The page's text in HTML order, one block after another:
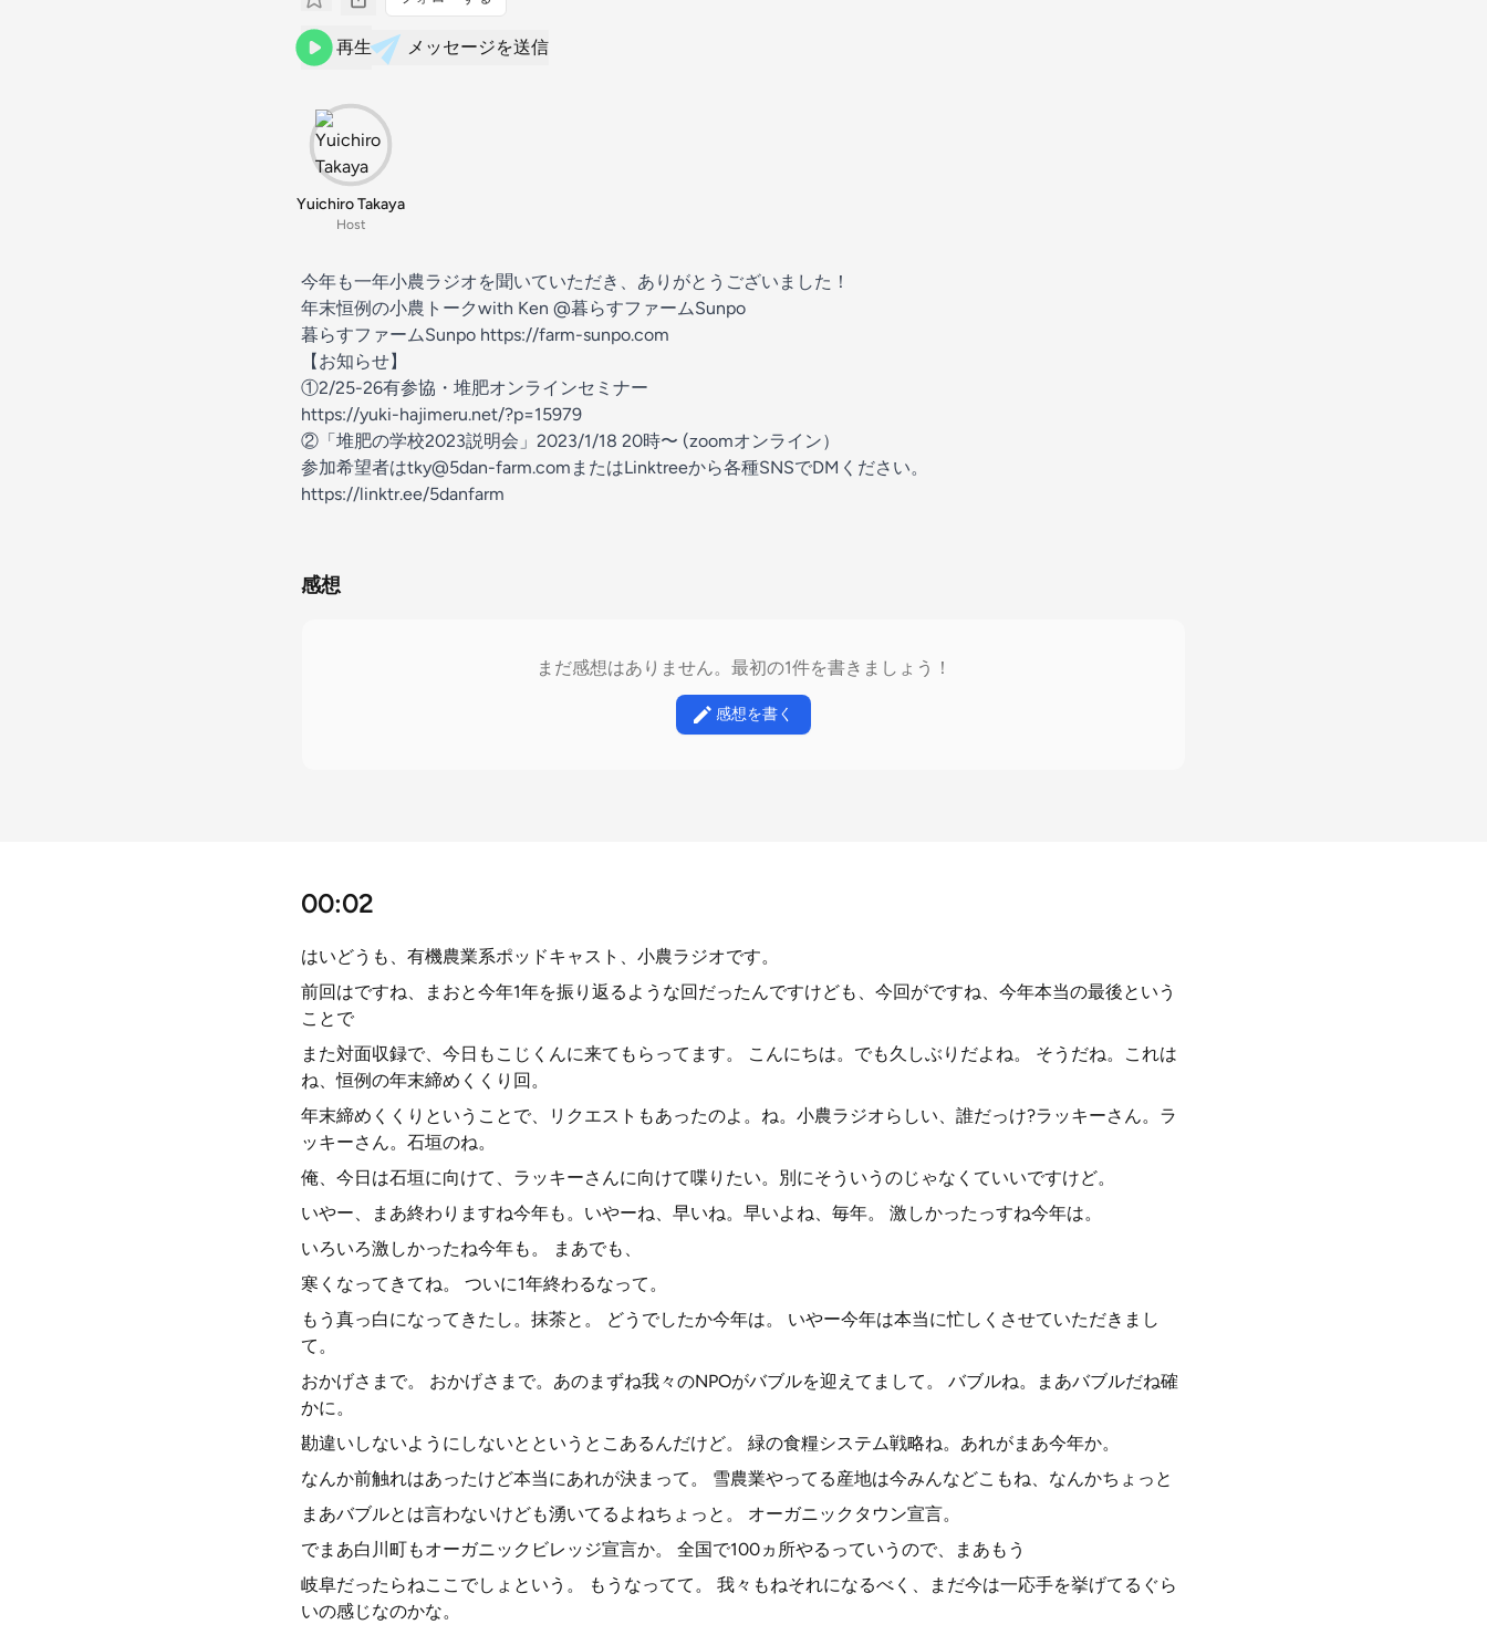
再生 メッセージを送信
Yuichiro Takaya
Host
今年も一年小農ラジオを聞いていただき、ありがとうございました！
年末恒例の小農トークwith Ken @暮らすファームSunpo
暮らすファームSunpo https://farm-sunpo.com
【お知らせ】
①2/25-26有参協・堆肥オンラインセミナー
https://yuki-hajimeru.net/?p=15979
②「堆肥の学校2023説明会」2023/1/18 20時〜 (zoomオンライン）
参加希望者はtky@5dan-farm.comまたはLinktreeから各種SNSでDMください。
https://linktr.ee/5danfarm
感想
まだ感想はありません。最初の1件を書きましょう！
感想を書く
00:02
はいどうも、有機農業系ポッドキャスト、小農ラジオです。
前回はですね、まおと今年1年を振り返るような回だったんですけども、今回がですね、今年本当の最後という
ことで
また対面収録で、今日もこじくんに来てもらってます。 こんにちは。でも久しぶりだよね。 そうだね。これは
ね、恒例の年末締めくくり回。
年末締めくくりということで、リクエストもあったのよ。ね。小農ラジオらしい、誰だっけ?ラッキーさん。ラ
ッキーさん。石垣のね。
俺、今日は石垣に向けて、ラッキーさんに向けて喋りたい。別にそういうのじゃなくていいですけど。
いやー、まあ終わりますね今年も。いやーね、早いね。早いよね、毎年。 激しかったっすね今年は。
いろいろ激しかったね今年も。 まあでも、
寒くなってきてね。 ついに1年終わるなって。
もう真っ白になってきたし。抹茶と。 どうでしたか今年は。 いやー今年は本当に忙しくさせていただきまし
て。
おかげさまで。 おかげさまで。あのまずね我々のNPOがバブルを迎えてまして。 バブルね。まあバブルだね確
かに。
勘違いしないようにしないとというとこあるんだけど。 緑の食糧システム戦略ね。あれがまあ今年か。
なんか前触れはあったけど本当にあれが決まって。 雪農業やってる産地は今みんなどこもね、なんかちょっと
まあバブルとは言わないけども湧いてるよねちょっと。 オーガニックタウン宣言。
でまあ白川町もオーガニックビレッジ宣言か。 全国で100ヵ所やるっていうので、まあもう
岐阜だったらねここでしょという。 もうなってて。 我々もねそれになるべく、まだ今は一応手を挙げてるぐら
いの感じなのかな。